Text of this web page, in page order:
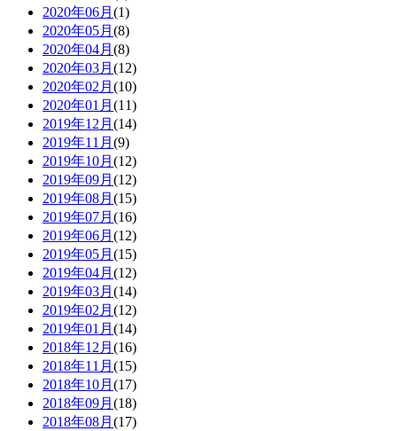
2020年06月 (1)
2020年05月 (8)
2020年04月 (8)
2020年03月 (12)
2020年02月 (10)
2020年01月 (11)
2019年12月 (14)
2019年11月 (9)
2019年10月 (12)
2019年09月 (12)
2019年08月 (15)
2019年07月 (16)
2019年06月 (12)
2019年05月 (15)
2019年04月 (12)
2019年03月 (14)
2019年02月 (12)
2019年01月 (14)
2018年12月 (16)
2018年11月 (15)
2018年10月 (17)
2018年09月 (18)
2018年08月 (17)